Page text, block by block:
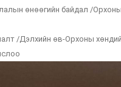
өнөөгийн байдал /
/Дэлхийн өв-Орхоны